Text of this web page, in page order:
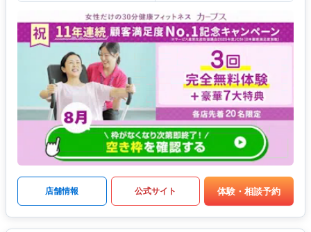
店舗情報 公式サイト 体験・相談予約